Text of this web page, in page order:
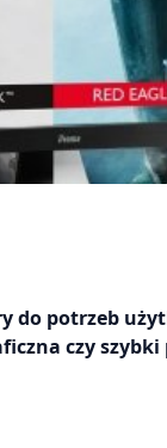
do potrzeb
czy